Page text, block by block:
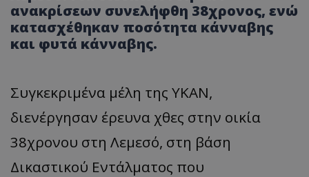
ανακρίσεων συνελήφθη 38χρονος, ενώ
κατασχέθηκαν ποσότητα κάνναβης
και φυτά κάνναβης.
Συγκεκριμένα μέλη της YKAN,
διενέργησαν έρευνα χθες στην οικία
38χρονου στη Λεμεσό, στη βάση
Δικαστικού Εντάλματος που